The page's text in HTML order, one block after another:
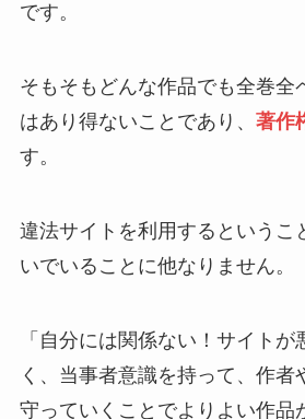
です。
そもそもどんな作品でも全巻全
はあり得ないことであり、 著作
す。
違法サイトを利用するというこ
いでいることに他なりません。
「自分には関係ない！サイトが
く、当事者意識を持って、作者
守っていくことでよりよい作品